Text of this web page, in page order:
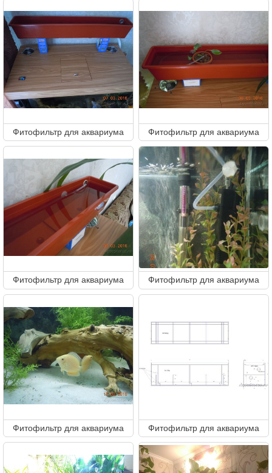
Фитофильтр для аквариума Фитофильтр для аквариума
Фитофильтр для аквариума Фитофильтр для аквариума
Фитофильтр для аквариума Фитофильтр для аквариума